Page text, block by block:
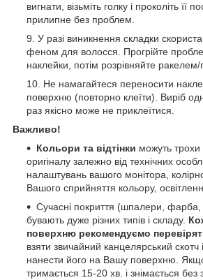
вигнати, візьміть голку і проколіть її
прилипне без проблем.
У разі виникнення складки
феном для волосся. Прогрійте
наклейки, потім розрівняйте
Не намагайтеся переносити
поверхню (повторно клеїти). Виріб
раз якісно може не приклеїтися.
Важливо!
Кольори та відтінки можуть трохи
оригіналу залежно від технічних
налаштувань вашого монітора,
Вашого сприйняття кольору,
Сучасні покриття (шпалери, фарба,
бувають дуже різних типів і складу.
поверхню рекомендуємо
взяти звичайний канцелярський скотч
нанести його на Вашу поверхню. Якщо
тримається 15-20 хв. і знімається без